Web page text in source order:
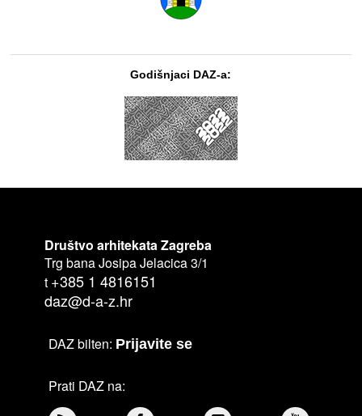
Godišnjaci DAZ-a:
Društvo arhitekata Zagreba
Trg bana Josipa Jelacica 3/1
t +385 1 4816151
daz@d-a-z.hr
DAZ bilten: Prijavite se
Prati DAZ na: